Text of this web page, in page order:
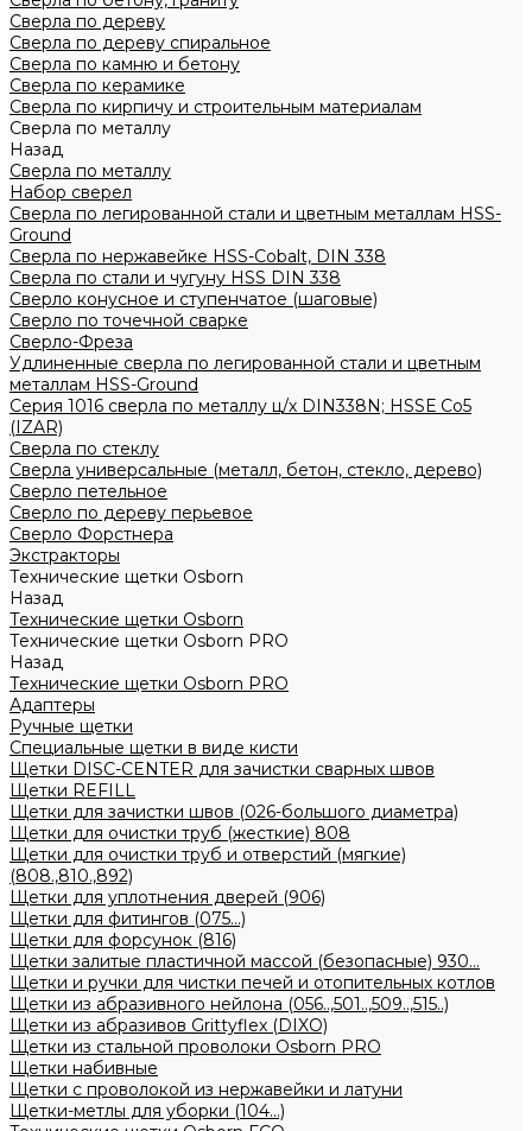
Сверла по дереву
Сверла по дереву спиральное
Сверла по камню и бетону
Сверла по керамике
Сверла по кирпичу и строительным материалам
Сверла по металлу
Назад
Сверла по металлу
Набор сверел
Сверла по легированной стали и цветным металлам HSS-
Ground
Сверла по нержавейке HSS-Cobalt, DIN 338
Сверла по стали и чугуну HSS DIN 338
Сверло конусное и ступенчатое (шаговые)
Сверло по точечной сварке
Сверло-Фреза
Удлиненные сверла по легированной стали и цветным
металлам HSS-Ground
Серия 1016 сверла по металлу ц/х DIN338N; HSSЕ Со5
(IZAR)
Сверла по стеклу
Сверла универсальные (металл, бетон, стекло, дерево)
Сверло петельное
Сверло по дереву перьевое
Сверло Форстнера
Экстракторы
Технические щетки Osborn
Назад
Технические щетки Osborn
Технические щетки Osborn PRO
Назад
Технические щетки Osborn PRO
Адаптеры
Ручные щетки
Специальные щетки в виде кисти
Щетки DISC-CENTER для зачистки сварных швов
Щетки REFILL
Щетки для зачистки швов (026-большого диаметра)
Щетки для очистки труб (жесткие) 808
Щетки для очистки труб и отверстий (мягкие)
(808.,810.,892)
Щетки для уплотнения дверей (906)
Щетки для фитингов (075...)
Щетки для форсунок (816)
Щетки залитые пластичной массой (безопасные) 930...
Щетки и ручки для чистки печей и отопительных котлов
Щетки из абразивного нейлона (056..,501..,509..,515..)
Щетки из абразивов Grittyflex (DIXO)
Щетки из стальной проволоки Osborn PRO
Щетки набивные
Щетки с проволокой из нержавейки и латуни
Щетки-метлы для уборки (104...)